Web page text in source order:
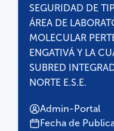
SEGURIDAD DE
ÁREA DE
MOLECULAR
ENGATIVÁ Y LA
SUBRED
NORTE E.S.E.
Admin-Portal
Fecha de